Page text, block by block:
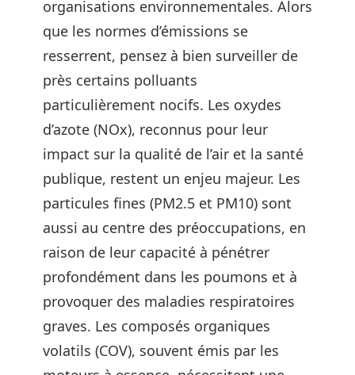
organisations environnementales. Alors
que les normes d’émissions se
resserrent, pensez à bien surveiller de
près certains polluants
particulièrement nocifs. Les oxydes
d’azote (NOx), reconnus pour leur
impact sur la qualité de l’air et la santé
publique, restent un enjeu majeur. Les
particules fines (PM2.5 et PM10) sont
aussi au centre des préoccupations, en
raison de leur capacité à pénétrer
profondément dans les poumons et à
provoquer des maladies respiratoires
graves. Les composés organiques
volatils (COV), souvent émis par les